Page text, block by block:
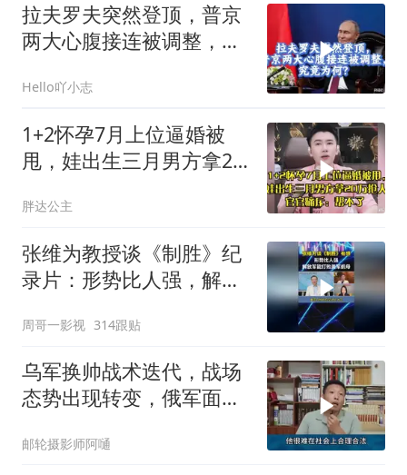
拉夫罗夫突然登顶，普京
两大心腹接连被调整，究
Hello吖小志
1+2怀孕7月上位逼婚被
甩，娃出生三月男方拿20
胖达公主
张维为教授谈《制胜》纪
录片：形势比人强，解放
周哥一影视 314跟贴
乌军换帅战术迭代，战场
态势出现转变，俄军面临
邮轮摄影师阿嗵